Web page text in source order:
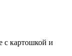
с картошкой и